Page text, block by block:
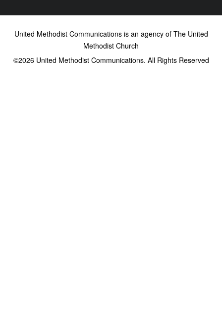
United Methodist Communications is an agency of The United
Methodist Church
©2026United Methodist Communications. All Rights Reserved